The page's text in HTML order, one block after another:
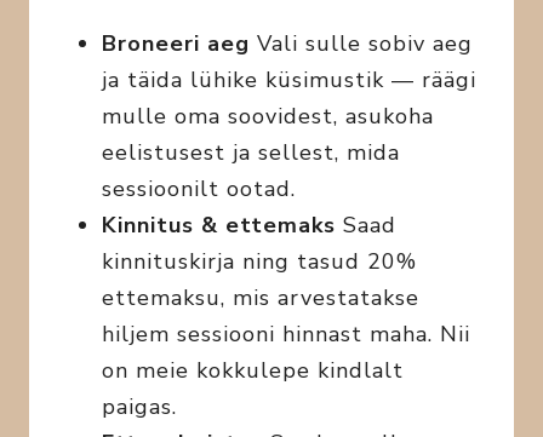
Broneeri aeg Vali sulle sobiv aeg
ja täida lühike küsimustik — räägi
mulle oma soovidest, asukoha
eelistusest ja sellest, mida
sessioonilt ootad.
Kinnitus & ettemaks Saad
kinnituskirja ning tasud 20%
ettemaksu, mis arvestatakse
hiljem sessiooni hinnast maha. Nii
on meie kokkulepe kindlalt
paigas.